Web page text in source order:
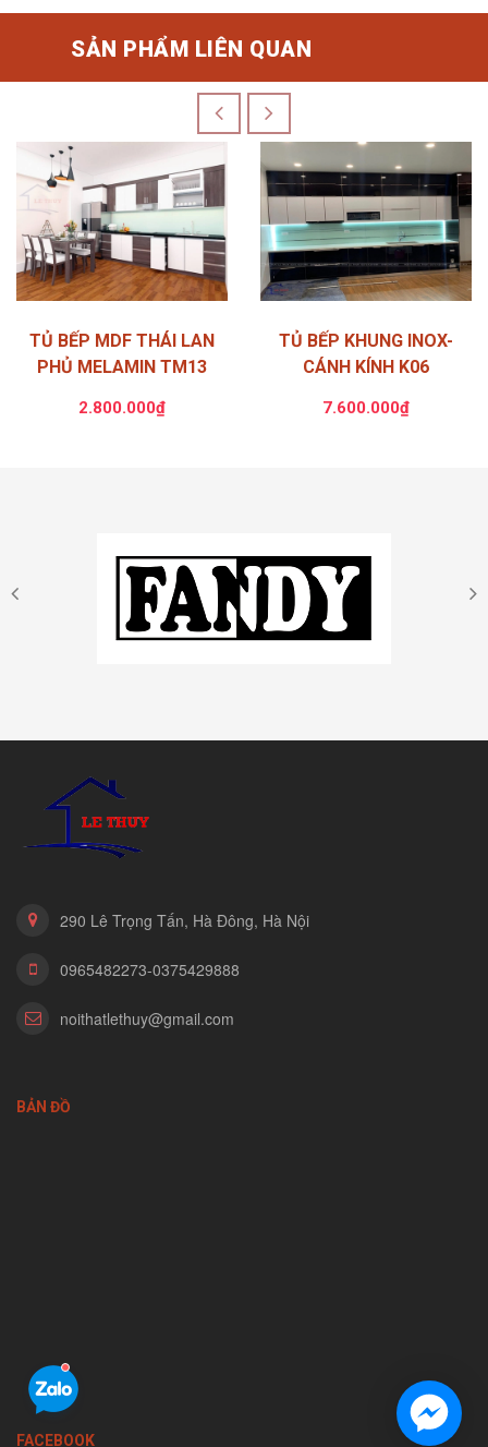
SẢN PHẨM LIÊN QUAN
TỦ BẾP MDF THÁI LAN
PHỦ MELAMIN TM13
2.800.000₫
TỦ BẾP KHUNG INOX-
CÁNH KÍNH K06
7.600.000₫
290 Lê Trọng Tấn, Hà Đông, Hà Nội
0965482273-0375429888
noithatlethuy@gmail.com
BẢN ĐỒ
FACEBOOK